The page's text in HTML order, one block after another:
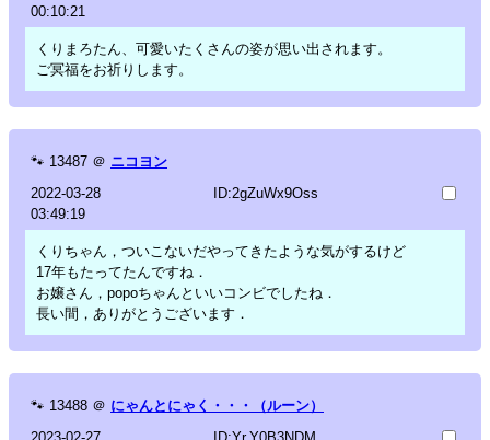
00:10:21
くりまろたん、可愛いたくさんの姿が思い出されます。
ご冥福をお祈りします。
🐾 13487 ＠ ニコヨン
2022-03-28
03:49:19
ID:2gZuWx9Oss
くりちゃん，ついこないだやってきたような気がするけど
17年もたってたんですね．
お嬢さん，popoちゃんといいコンビでしたね．
長い間，ありがとうございます．
🐾 13488 ＠ にゃんとにゃく・・・（ルーン）